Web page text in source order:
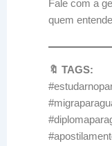
Fale com a
quem
🔖 TAGS: